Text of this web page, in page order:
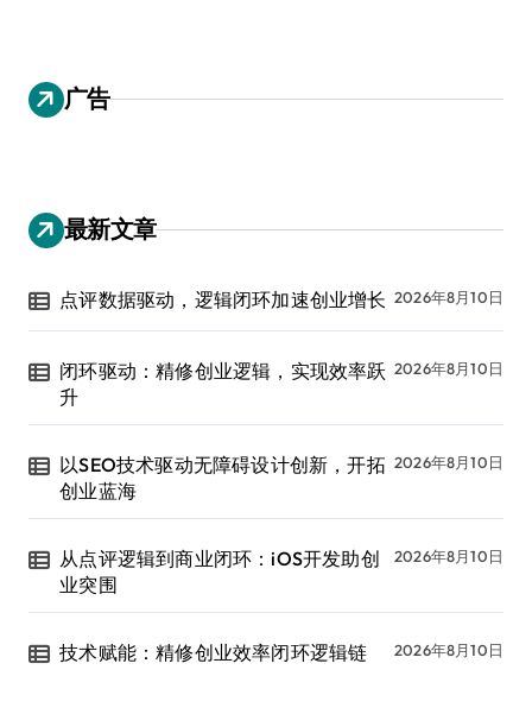
广告
最新文章
点评数据驱动，逻辑闭环加速创业增长 2026年8月10日
闭环驱动：精修创业逻辑，实现效率跃
升
2026年8月10日
以SEO技术驱动无障碍设计创新，开拓
创业蓝海
2026年8月10日
从点评逻辑到商业闭环：iOS开发助创
业突围
2026年8月10日
技术赋能：精修创业效率闭环逻辑链 2026年8月10日